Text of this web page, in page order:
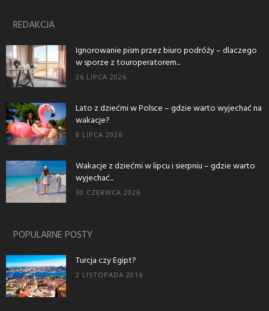
REDAKCJA
Ignorowanie pism przez biuro podróży – dlaczego
w sporze z touroperatorem...
26 LIPCA 2026
Lato z dziećmi w Polsce – gdzie warto wyjechać na
wakacje?
8 LIPCA 2026
Wakacje z dziećmi w lipcu i sierpniu – gdzie warto
wyjechać...
30 CZERWCA 2026
POPULARNE POSTY
Turcja czy Egipt?
2 LISTOPADA 2016